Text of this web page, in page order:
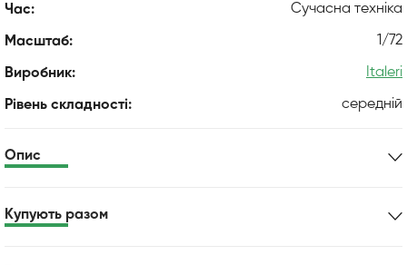
Час: Сучасна техніка
Масштаб: 1/72
Виробник: Italeri
Рівень складності: середній
Опис
Купують разом